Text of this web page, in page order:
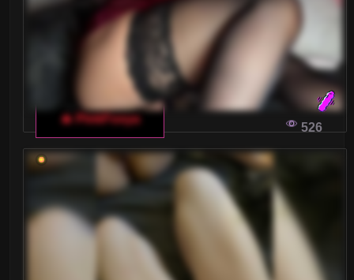
🔥 PinkFoxya
526